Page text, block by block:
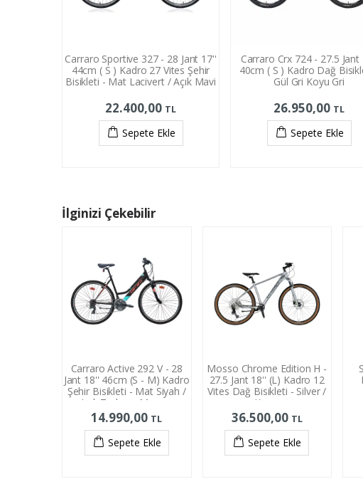
Carraro Sportive 327 - 28 Jant 17''
44cm ( S ) Kadro 27 Vites Şehir
Bisikleti - Mat Lacivert / Açık Mavi
22.400,00 TL
Sepete Ekle
Carraro Crx 724 - 27.5 Jant
40cm ( S ) Kadro Dağ
Gül Gri Koyu Gri
26.950,00 TL
Sepete Ekle
İlginizi Çekebilir
Carraro Active 292 V - 28
Jant 18'' 46cm (S - M) Kadro
Şehir Bisikleti - Mat Siyah /
Açık Turkuaz Mercan
14.990,00 TL
Sepete Ekle
Mosso Chrome Edition H -
27.5 Jant 18'' (L) Kadro 12
Vites Dağ Bisikleti - Silver /
Krom
36.500,00 TL
Sepete Ekle